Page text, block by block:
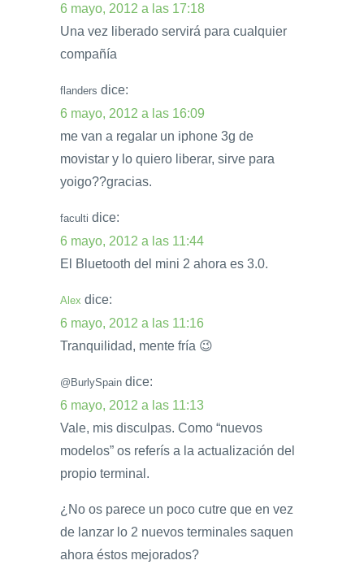
6 mayo, 2012 a las 17:18
Una vez liberado servirá para cualquier
compañía
flanders dice:
6 mayo, 2012 a las 16:09
me van a regalar un iphone 3g de
movistar y lo quiero liberar, sirve para
yoigo??gracias.
faculti dice:
6 mayo, 2012 a las 11:44
El Bluetooth del mini 2 ahora es 3.0.
Alex dice:
6 mayo, 2012 a las 11:16
Tranquilidad, mente fría 😉
@BurlySpain dice:
6 mayo, 2012 a las 11:13
Vale, mis disculpas. Como “nuevos
modelos” os referís a la actualización del
propio terminal.
¿No os parece un poco cutre que en vez
de lanzar lo 2 nuevos terminales saquen
ahora éstos mejorados?